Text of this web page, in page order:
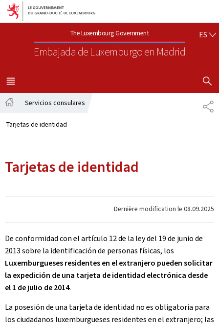
Aller au menu principal
Aller au contenu
The Luxembourg Government
Embajada de Luxemburgoen Madrid
ES
MENU
PRINCIPAL
SHOW
principal
Servicios consulares
Tarjetas de identidad
Tarjetas de identidad
Dernière modification le 08.09.2025
De conformidad con el artículo 12 de la ley del 19 de junio de
2013 sobre la identificación de personas físicas, los
Luxemburgueses residentes en el extranjero pueden solicitar
la expedición de una tarjeta de identidad electrónica desde
el 1 de julio de 2014.
La posesión de una tarjeta de identidad no es obligatoria para
los ciudadanos luxemburgueses residentes en el extranjero; las